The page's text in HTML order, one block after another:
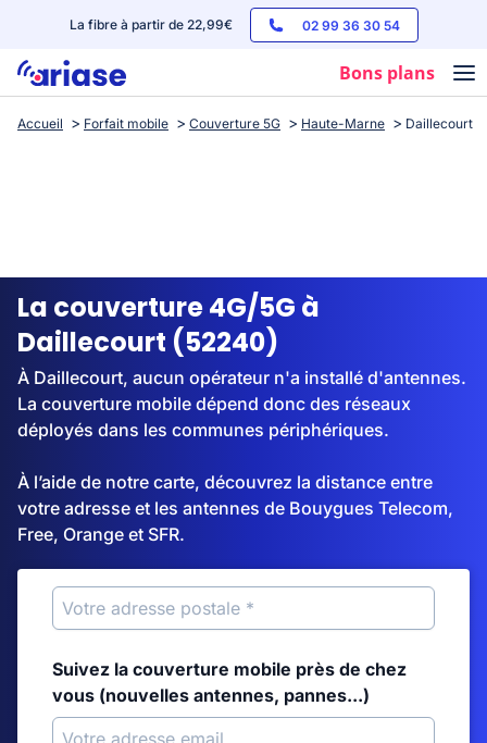
La fibre à partir de 22,99€ 02 99 36 30 54
Bons plans
Box internet
Streaming
Accueil Forfait mobile Couverture 5G Haute-Marne Daillecourt
La couverture 4G/5G à
Daillecourt (52240)
À Daillecourt, aucun opérateur n'a installé d'antennes.
La couverture mobile dépend donc des réseaux
déployés dans les communes périphériques.
À l’aide de notre carte, découvrez la distance entre
votre adresse et les antennes de Bouygues Telecom,
Free, Orange et SFR.
Suivez la couverture mobile près de chez
vous (nouvelles antennes, pannes...)